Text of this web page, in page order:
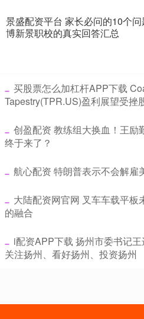
景盛配资平台 家长必问的10个
博新景职校的真实回答汇总
买股票怎么加杠杆APP下载
Tapestry(TPR.US)盈利展望受挫
创盈配资 教练组大换血！王励
终于来了？
航心配资 特朗普表示不会解雇
大陆配资网官网 叉车车载平
的融合
​i配资APP下载 扬州市委书记
关注扬州、看好扬州、投资扬州